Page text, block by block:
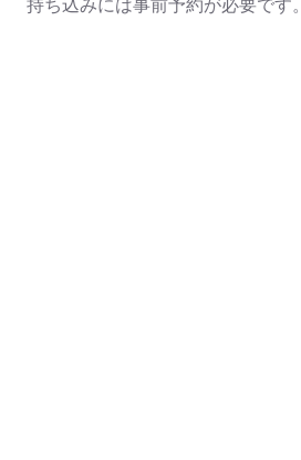
持ち込みには事前予約が必要です。